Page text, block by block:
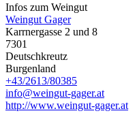
Infos zum Weingut
Weingut Gager
Karrnergasse 2 und 8
7301
Deutschkreutz
Burgenland
+43/2613/80385
info@weingut-gager.at
http://www.weingut-gager.at